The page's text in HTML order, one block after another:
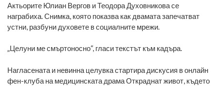
Актьорите Юлиан Вергов и Теодора Духовникова се
награбиха. Снимка, която показва как двамата запечатват
устни, разбуни духовете в социалните мрежи.
„Целуни ме смъртоносно“, гласи текстът към кадъра.
Нагласената и невинна целувка стартира дискусия в онлайн
фен-клуба на медицинската драма Откраднат живот, където